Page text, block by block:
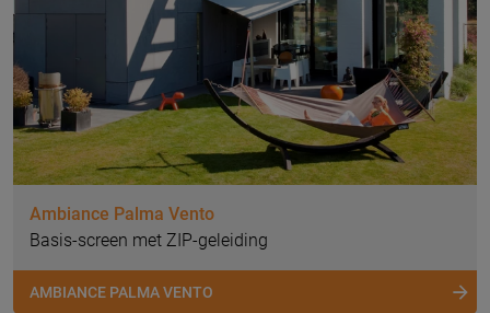
Ambiance Palma Vento
Basis-screen met ZIP-geleiding
AMBIANCE PALMA VENTO